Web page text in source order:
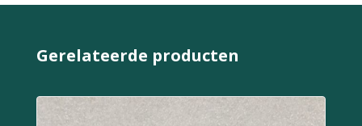
Gerelateerde producten